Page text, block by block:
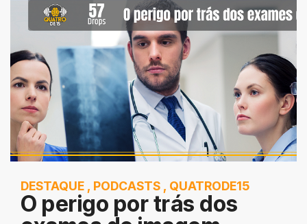
DESTAQUE , PODCASTS , QUATRODE15
O perigo por trás dos